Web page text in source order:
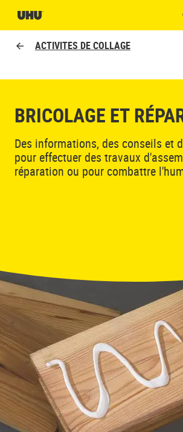
ACTIVITES DE COLLAGE
BRICOLAGE ET
Des informations, des conseils et
pour effectuer des travaux
réparation ou pour combattre